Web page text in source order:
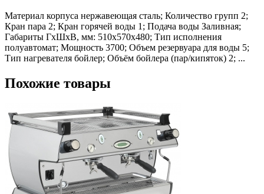
Материал корпуса нержавеющая сталь; Количество групп 2;
Кран пара 2; Кран горячей воды 1; Подача воды Заливная;
Габариты ГхШхВ, мм: 510х570х480; Тип исполнения
полуавтомат; Мощность 3700; Объем резервуара для воды 5;
Тип нагревателя бойлер; Объём бойлера (пар/кипяток) 2; ...
Похожие товары